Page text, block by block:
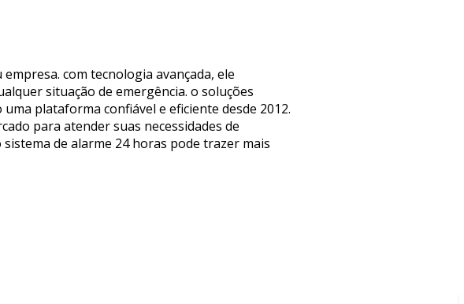
com tecnologia avançada, ele
situação de emergência. o soluções
plataforma confiável e eficiente desde 2012.
para atender suas necessidades de
de alarme 24 horas pode trazer mais